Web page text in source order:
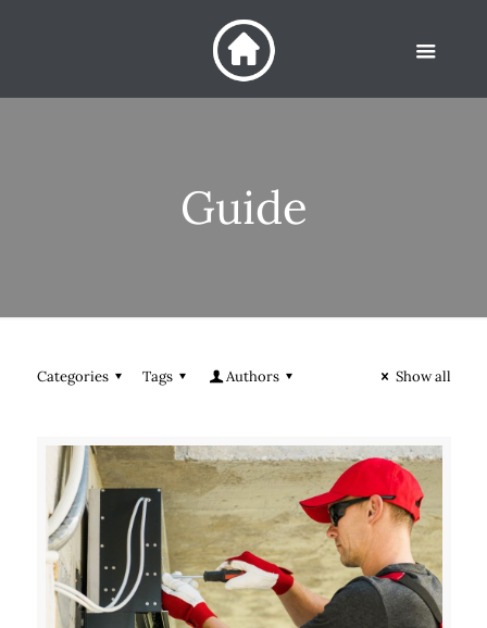
Guide
Categories Tags Authors Show all